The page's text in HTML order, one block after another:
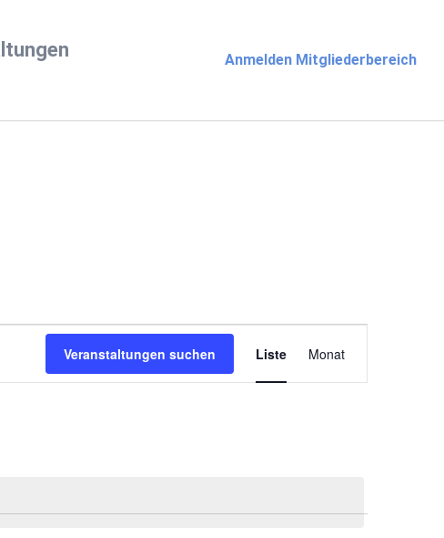
Anmelden Mitgliederbereich
Veranstaltungen suchen
Ansichten-
Liste Monat